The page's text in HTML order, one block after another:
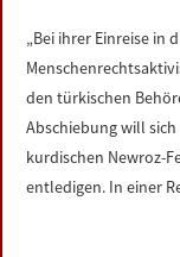
„Bei ihrer Einreise in
den türkischen
Abschiebung will
kurdischen Newroz-
entledigen. In einer